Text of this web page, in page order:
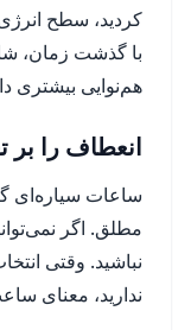
کردید، سطح
با گذشت زمان،
هم‌نوایی بیشتری
انعطاف را بر
ساعات سیاره‌ای
مطلق. اگر
نباشید. وقتی
ندارید، معنای